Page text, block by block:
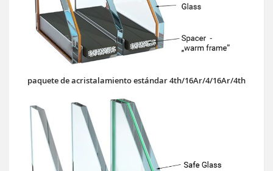
paquete de acristalamiento estándar 4th/16Ar/4/16Ar/4th